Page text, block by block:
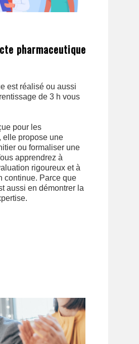
pharmaceutique
est réalisé ou aussi
de 3 h vous
pour les
elle propose une
ou formaliser une
apprendrez à
rigoureux et à
continue. Parce que
aussi en démontrer la